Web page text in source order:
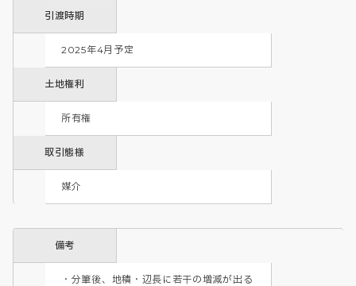
引渡時期
2025年4月予定
土地権利
所有権
取引態様
媒介
備考
・分筆後、地積・辺長に若干の増減が出る